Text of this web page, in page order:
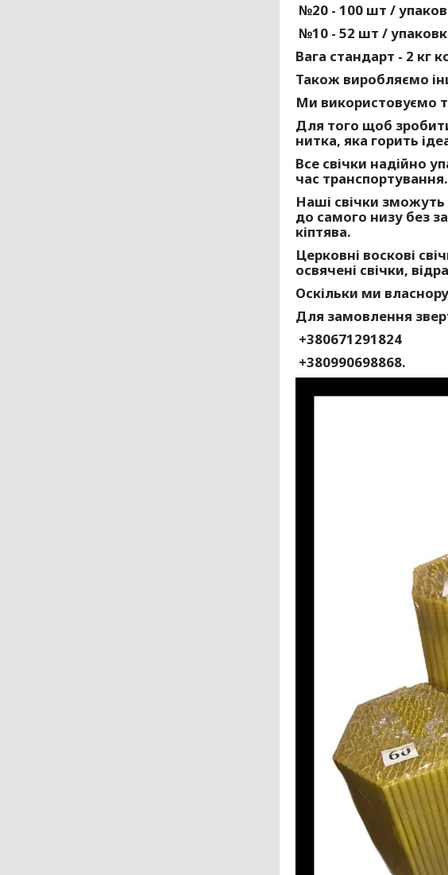
№20 - 100 шт /
№10 - 52 шт /
Вага стандарт - 2 кг
Також виробляємо
Ми використовуємо
Для того щоб
нитка, яка горить
Все свічки надійно
час
Наші свічки зможуть
до самого низу без
кіптява.
Церковні воскові
освячені свічки,
Оскільки ми
Для замовлення
+380671291824
+380990698868.